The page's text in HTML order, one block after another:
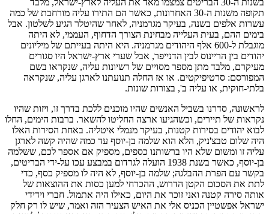
תקופה משנות ה-30 האחרונות, כאשר הם התירו עליה מורחבת של כמה
עשרות אלפים בשנה, בעיקר מגרמניה, לאחר שהיטלר הגיע לשלטון. אבל
בימים ההם, בעית העלייה מבחינת הצורך הדחוף, העממי, לא היתה
מוגבלת ל-600 אלף היהודים מגרמניה. היא היתה בעייתם של מיליונים
יהודים בין הריינוס לבין הדנייפר, אבל שערי ארץ-ישראל היו סגורים
מעיקרם, מלבד מתן מספר מסויים של רשיונות עליה, שנקראו בשם
המפורסם: סרטיפיקטים. או אז החלה תנועתנו לארגן עליה, שנקראה
בלתי-חוקית, או עליה ב', בצורות שונות.
לראשונה, סדרנו בשביל האנשים שהיו מוכנים ללכת בדרך זו, ויזות שהיו
נקראות של תיירים, וכשהגיעו ארצה החליטו להשאר. ברבות הימים, החלו
לבוא יהודים בסירות קטנות, בעיקר מנמלי איטליה. באחת הסירות האלו
היה שלום טבצ'ניק, הלא הוא שלמה בן-יוסף עד כמה שהיה קשה לארגן
עליה זו ומשום שלא היו ברשותנו כספים, מספיק אם אספר לכם, ששלמה
בן-יוסף, כאשר בשנת 1938 הועלה לגרדום במבצע עכו על-ידי הבריטים,
בקשר עם הפרת ההבלגה; שלמה בן-יוסף, לא היה לו מספיק כסף, כדי
לתת את הסכום הקטן הדרוש, ההכרחי למען כסות את ההוצאות של
אותה סירה קטנה ואני זוכר את היום, כאילו היה אתמול. חברי וידידי
ישראל אפשטיין הכניס אלי את האיש הצעיר הזה ואמר, שיש לו רק חלק